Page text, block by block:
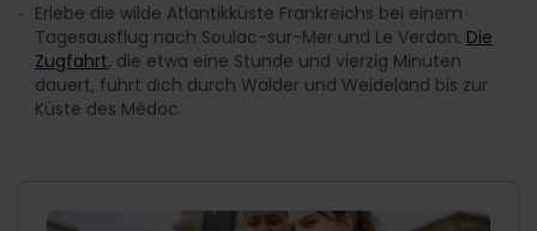
Erlebe die wilde Atlantikküste Frankreichs bei einem
Tagesausflug nach Soulac-sur-Mer und Le Verdon. Die
Zugfahrt, die etwa eine Stunde und vierzig Minuten
dauert, führt dich durch Wälder und Weideland bis zur
Küste des Médoc.